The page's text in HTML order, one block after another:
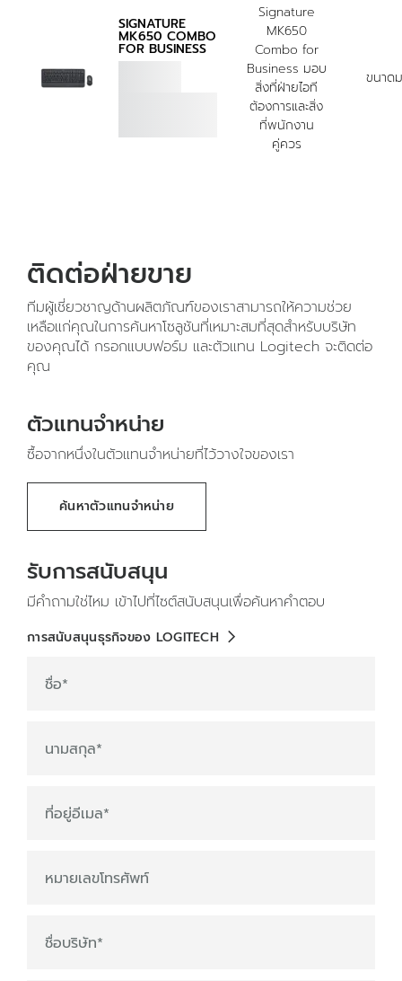
SIGNATURE
MK650 COMBO
FOR BUSINESS
Signature
MK650
Combo for
Business มอบ
สิ่งที่ฝ่ายไอที
ต้องการและสิ่ง
ที่พนักงาน
คู่ควร
ขนาด
ติดต่อฝ่ายขาย
ทีมผู้เชี่ยวชาญด้านผลิตภัณฑ์ของเราสามารถให้ความช่วย
เหลือแก่คุณในการค้นหาโซลูชันที่เหมาะสมที่สุดสำหรับบริษัท
ของคุณได้ กรอกแบบฟอร์ม และตัวแทน Logitech จะติดต่อ
คุณ
ตัวแทนจำหน่าย
ซื้อจากหนึ่งในตัวแทนจำหน่ายที่ไว้วางใจของเรา
ค้นหาตัวแทนจำหน่าย
รับการสนับสนุน
มีคำถามใช่ไหม เข้าไปที่ไซต์สนับสนุนเพื่อค้นหาคำตอบ
การสนับสนุนธุรกิจของ LOGITECH
ชื่อ*
นามสกุล*
ที่อยู่อีเมล*
หมายเลขโทรศัพท์
ชื่อบริษัท*